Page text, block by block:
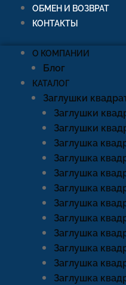
ОБМЕН И ВОЗВРАТ
КОНТАКТЫ
О КОМПАНИИ
Блог
КАТАЛОГ
Заглушки
Заглушки
Заглушки
Заглушка
Заглушка
Заглушка
Заглушка
Заглушка
Заглушка
Заглушка
Заглушка
Заглушка
Заглушка